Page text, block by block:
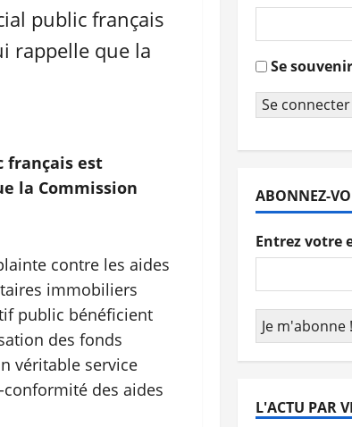
public français
rappelle que la
français est
la Commission
contre les aides
immobiliers
public bénéficient
des fonds
véritable service
conformité des aides
Se
Se connecter
ABONNEZ-
Entrez votre
L'ACTU PAR